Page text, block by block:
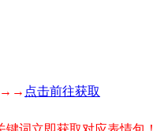
点击前往获取